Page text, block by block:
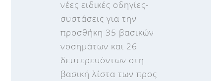
νέες ειδικές οδηγίες-
συστάσεις για την
προσθήκη 35 βασικών
νοσημάτων και 26
δευτερευόντων στη
βασική λίστα των προς